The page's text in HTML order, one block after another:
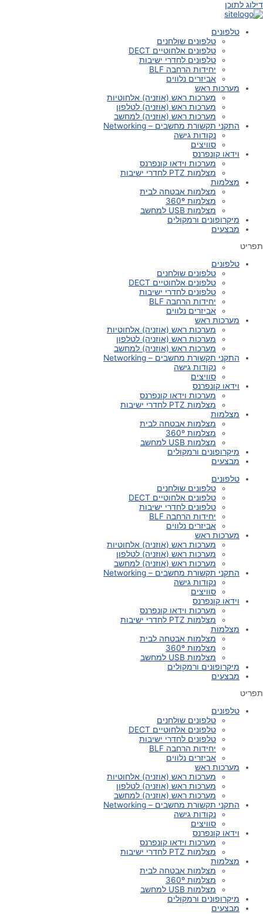
דילוג לתוכן
טלפונים
טלפונים שולחנים
טלפונים אלחוטיים DECT
טלפונים לחדרי ישיבות
יחידות הרחבה BLF
אביזרים נלווים
מערכות ראש
מערכות ראש (אוזניה) אלחוטיות
מערכות ראש (אוזניה) לטלפון
מערכות ראש (אוזניה) למחשב
התקני תקשורת מחשבים – Networking
נקודות גישה
סוויצים
וידאו קונפרנס
מערכות וידאו קונפרנס
מצלמות PTZ לחדרי ישיבות
מצלמות
מצלמות אבטחה לבית
מצלמות 360º
מצלמות USB למחשב
מיקרופונים ורמקולים
מבצעים
תפריט
טלפונים
טלפונים שולחנים
טלפונים אלחוטיים DECT
טלפונים לחדרי ישיבות
יחידות הרחבה BLF
אביזרים נלווים
מערכות ראש
מערכות ראש (אוזניה) אלחוטיות
מערכות ראש (אוזניה) לטלפון
מערכות ראש (אוזניה) למחשב
התקני תקשורת מחשבים – Networking
נקודות גישה
סוויצים
וידאו קונפרנס
מערכות וידאו קונפרנס
מצלמות PTZ לחדרי ישיבות
מצלמות
מצלמות אבטחה לבית
מצלמות 360º
מצלמות USB למחשב
מיקרופונים ורמקולים
מבצעים
טלפונים
טלפונים שולחנים
טלפונים אלחוטיים DECT
טלפונים לחדרי ישיבות
יחידות הרחבה BLF
אביזרים נלווים
מערכות ראש
מערכות ראש (אוזניה) אלחוטיות
מערכות ראש (אוזניה) לטלפון
מערכות ראש (אוזניה) למחשב
התקני תקשורת מחשבים – Networking
נקודות גישה
סוויצים
וידאו קונפרנס
מערכות וידאו קונפרנס
מצלמות PTZ לחדרי ישיבות
מצלמות
מצלמות אבטחה לבית
מצלמות 360º
מצלמות USB למחשב
מיקרופונים ורמקולים
מבצעים
תפריט
טלפונים
טלפונים שולחנים
טלפונים אלחוטיים DECT
טלפונים לחדרי ישיבות
יחידות הרחבה BLF
אביזרים נלווים
מערכות ראש
מערכות ראש (אוזניה) אלחוטיות
מערכות ראש (אוזניה) לטלפון
מערכות ראש (אוזניה) למחשב
התקני תקשורת מחשבים – Networking
נקודות גישה
סוויצים
וידאו קונפרנס
מערכות וידאו קונפרנס
מצלמות PTZ לחדרי ישיבות
מצלמות
מצלמות אבטחה לבית
מצלמות 360º
מצלמות USB למחשב
מיקרופונים ורמקולים
מבצעים